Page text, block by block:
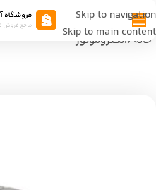
Skip to navigation
Skip to main content
خانه الکتروموتور